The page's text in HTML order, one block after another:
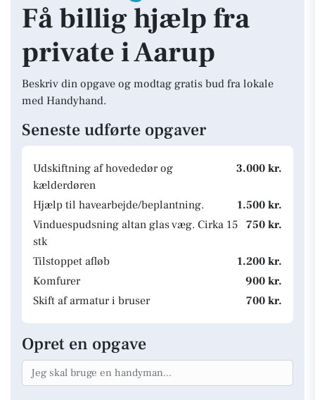
Få billig hjælp fra
private i Aarup
Beskriv din opgave og modtag gratis bud fra lokale
med Handyhand.
Seneste udførte opgaver
Udskiftning af hovededør og
kælderdøren
3.000 kr.
Hjælp til havearbejde/beplantning.
1.500 kr.
Vinduespudsning altan glas væg. Cirka 15
stk
750 kr.
Tilstoppet afløb
1.200 kr.
Komfurer
900 kr.
Skift af armatur i bruser
700 kr.
Opret en opgave